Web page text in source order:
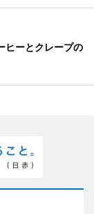
ヒーとクレープの